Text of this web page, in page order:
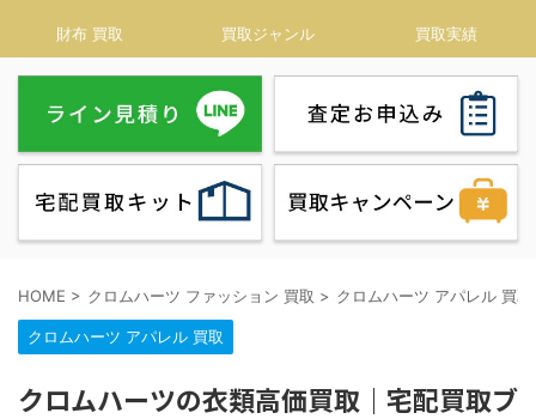
財布 買取 買取ジャンル 買取実績
HOME > クロムハーツ ファッション 買取 > クロムハーツ アパレル 買取
クロムハーツ アパレル 買取
クロムハーツの衣類高価買取｜宅配買取ブ